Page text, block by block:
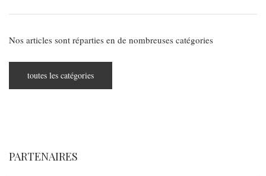
Nos articles sont réparties en de nombreuses catégories
toutes les catégories
PARTENAIRES